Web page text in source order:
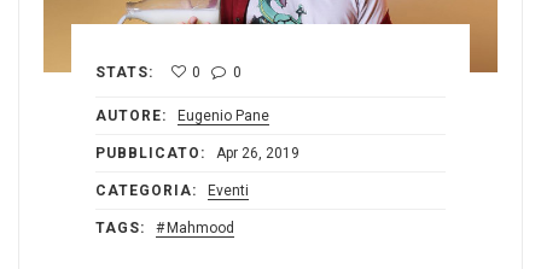
STATS: 0 0
AUTORE: Eugenio Pane
PUBBLICATO: Apr 26, 2019
CATEGORIA: Eventi
TAGS: Mahmood